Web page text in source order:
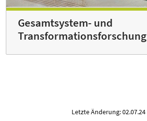
Gesamtsystem- und
Transformationsforschung
Letzte Änderung: 02.07.24